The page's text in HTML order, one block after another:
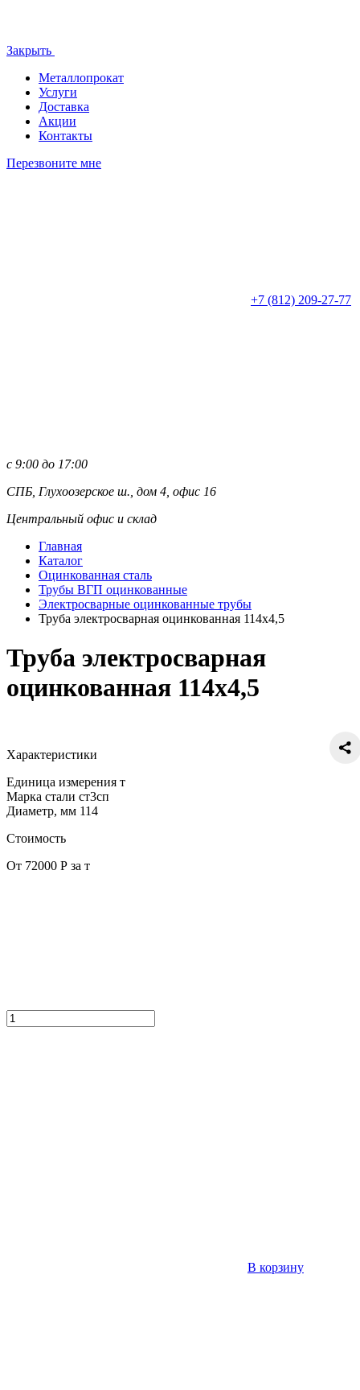
Закрыть
Металлопрокат
Услуги
Доставка
Акции
Контакты
Перезвоните мне
+7 (812) 209-27-77
с 9:00 до 17:00
СПБ, Глухоозерское ш., дом 4, офис 16
Центральный офис и склад
Главная
Каталог
Оцинкованная сталь
Трубы ВГП оцинкованные
Электросварные оцинкованные трубы
Труба электросварная оцинкованная 114х4,5
Труба электросварная
оцинкованная 114х4,5
Характеристики
Единица измерения т
Марка стали ст3сп
Диаметр, мм 114
Стоимость
От 72000 Р за т
В корзину